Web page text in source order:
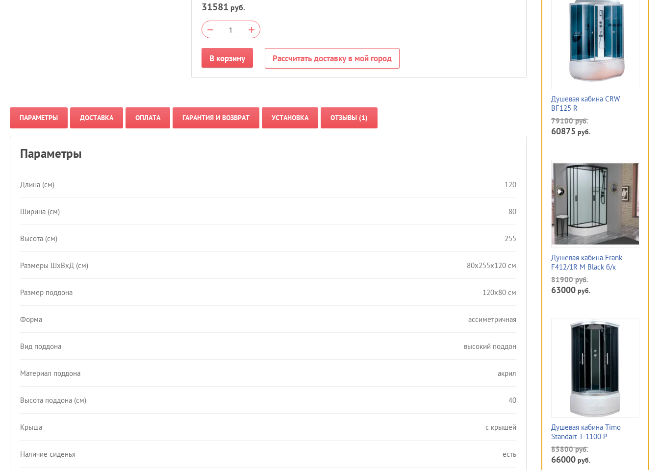
Душевая кабина CRW
BF125 R
79100руб.
60875 руб.
Душевая кабина Frank
F412/1R М Black б/к
81900руб.
63000 руб.
Душевая кабина Timo
Standart T-1100 P
85800руб.
66000 руб.
31581 руб.
− +
В корзину Рассчитать доставку в мой город
ПАРАМЕТРЫ ДОСТАВКА ОПЛАТА ГАРАНТИЯ И ВОЗВРАТ УСТАНОВКА ОТЗЫВЫ (1)
Параметры
Длина (см) 120
Ширина (см) 80
Высота (см) 255
Размеры ШхВхД (см) 80x255x120 см
Размер поддона 120х80 см
Форма ассиметричная
Вид поддона высокий поддон
Материал поддона акрил
Высота поддона (см) 40
Крыша с крышей
Наличие сиденья есть